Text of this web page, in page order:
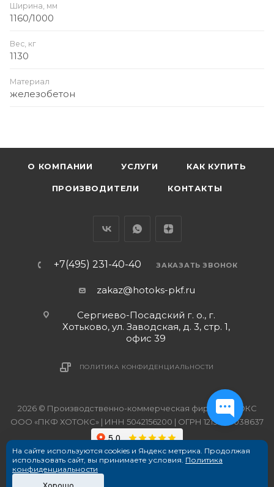
Ширина, мм
1160/1000
Вес, кг
1130
Материал
железобетон
О КОМПАНИИ УСЛУГИ КАК КУПИТЬ
ПРОИЗВОДИТЕЛИ КОНТАКТЫ
+7(495) 231-40-40 ЗАКАЗАТЬ ЗВОНОК
zakaz@hotoks-pkf.ru
Сергиево-Посадский г. о., г.
Хотьково, ул. Заводская, д. 3, стр. 1,
офис 39
ПОЛИТИКА КОНФИДЕНЦИАЛЬНОСТИ
2026 © Производственно-коммерческая фирма ХОТОКС
ООО «ПКФ ХОТОКС» | ИНН 5042156200 | ОГРН 1215000038637
На сайте используются cookies и Яндекс метрика. Продолжая
использовать сайт, вы принимаете условия. Политика
конфиденциальности